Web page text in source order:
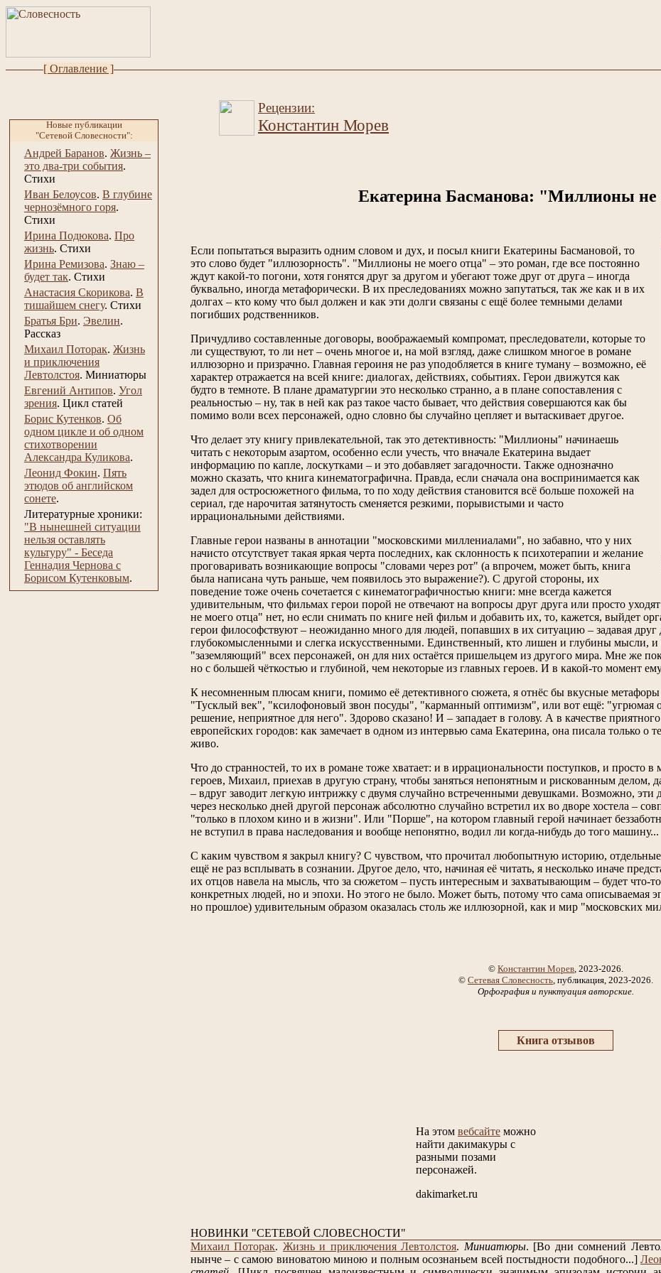
[ Оглавление ]
Новые публикации
"Сетевой Словесности":
Андрей Баранов. Жизнь –
это два-три события.
Стихи
Иван Белоусов. В глубине
чернозёмного горя.
Стихи
Ирина Подюкова. Про
жизнь. Стихи
Ирина Ремизова. Знаю –
будет так. Стихи
Анастасия Скорикова. В
тишайшем снегу. Стихи
Братья Бри. Эвелин.
Рассказ
Михаил Поторак. Жизнь
и приключения
Левтолстоя. Миниатюры
Евгений Антипов. Угол
зрения. Цикл статей
Борис Кутенков. Об
одном цикле и об одном
стихотворении
Александра Куликова.
Леонид Фокин. Пять
этюдов об английском
сонете.
Литературные хроники:
"В нынешней ситуации
нельзя оставлять
культуру" - Беседа
Геннадия Чернова с
Борисом Кутенковым.
Рецензии:
Константин Морев
Екатерина Басманова: "Миллионы не
Если попытаться выразить одним словом и дух, и посыл книги Екатерины Басмановой, то
это слово будет "иллюзорность". "Миллионы не моего отца" – это роман, где все постоянно
ждут какой-то погони, хотя гонятся друг за другом и убегают тоже друг от друга – иногда
буквально, иногда метафорически. В их преследованиях можно запутаться, так же как и в их
долгах – кто кому что был должен и как эти долги связаны с ещё более темными делами
погибших родственников.
Причудливо составленные договоры, воображаемый компромат, преследователи, которые то
ли существуют, то ли нет – очень многое и, на мой взгляд, даже слишком многое в романе
иллюзорно и призрачно. Главная героиня не раз уподобляется в книге туману – возможно, её
характер отражается на всей книге: диалогах, действиях, событиях. Герои движутся как
будто в темноте. В плане драматургии это несколько странно, а в плане сопоставления с
реальностью – ну, так в ней как раз такое часто бывает, что действия совершаются как бы
помимо воли всех персонажей, одно словно бы случайно цепляет и вытаскивает другое.
Что делает эту книгу привлекательной, так это детективность: "Миллионы" начинаешь
читать с некоторым азартом, особенно если учесть, что вначале Екатерина выдает
информацию по капле, лоскутками – и это добавляет загадочности. Также однозначно
можно сказать, что книга кинематографична. Правда, если сначала она воспринимается как
задел для остросюжетного фильма, то по ходу действия становится всё больше похожей на
сериал, где нарочитая затянутость сменяется резкими, порывистыми и часто
иррациональными действиями.
Главные герои названы в аннотации "московскими миллениалами", но забавно, что у них
начисто отсутствует такая яркая черта последних, как склонность к психотерапии и желание
проговаривать возникающие вопросы "словами через рот" (а впрочем, может быть, книга
была написана чуть раньше, чем появилось это выражение?). С другой стороны, их
поведение тоже очень сочетается с кинематографичностью книги: мне всегда кажется
удивительным, что фильмах герои порой не отвечают на вопросы друг друга или просто
не моего отца" нет, но если снимать по книге ней фильм и добавить их, то, кажется, выйдет
герои философствуют – неожиданно много для людей, попавших в их ситуацию – задавая друг
глубокомысленными и слегка искусственными. Единственный, кто лишен и глубины мысли, и
"заземляющий" всех персонажей, он для них остаётся пришельцем из другого мира. Мне же
но с большей чёткостью и глубиной, чем некоторые из главных героев. И в какой-то момент
К несомненным плюсам книги, помимо её детективного сюжета, я отнёс бы вкусные
"Тусклый век", "ксилофоновый звон посуды", "карманный оптимизм", или вот ещё: "угрюмая
решение, неприятное для него". Здорово сказано! И – западает в голову. А в качестве
европейских городов: как замечает в одном из интервью сама Екатерина, она писала только о
живо.
Что до странностей, то их в романе тоже хватает: и в иррациональности поступков, и просто
героев, Михаил, приехав в другую страну, чтобы заняться непонятным и рискованным
– вдруг заводит легкую интрижку с двумя случайно встреченными девушками. Возможно,
через несколько дней другой персонаж абсолютно случайно встретил их во дворе хостела –
"только в плохом кино и в жизни". Или "Порше", на котором главный герой начинает
не вступил в права наследования и вообще непонятно, водил ли когда-нибудь до того машину...
С каким чувством я закрыл книгу? С чувством, что прочитал любопытную историю,
ещё не раз всплывать в сознании. Другое дело, что, начиная её читать, я несколько иначе
их отцов навела на мысль, что за сюжетом – пусть интересным и захватывающим – будет что-
конкретных людей, но и эпохи. Но этого не было. Может быть, потому что сама описываемая
но прошлое) удивительным образом оказалась столь же иллюзорной, как и мир "московских
© Константин Морев , 2023-2026.
© Сетевая Словесность , публикация, 2023-2026.
Орфография и пунктуация авторские.
Книга отзывов
На этом вебсайте можно
найти дакимакуры с
разными позами
персонажей.
dakimarket.ru
НОВИНКИ "СЕТЕВОЙ СЛОВЕСНОСТИ"
Михаил Поторак. Жизнь и приключения Левтолстоя. Миниатюры. [Во дни сомнений
нынче – с самою виноватою миною и полным осознаньем всей постыдности подобного...]